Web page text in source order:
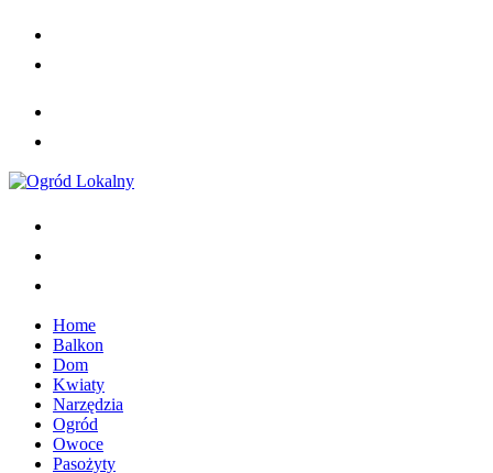
Home
Balkon
Dom
Kwiaty
Narzędzia
Ogród
Owoce
Pasożyty